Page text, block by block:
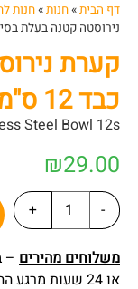
דף הבית»חנות»חנות
נירוסטה קטנה בעלת בסיס
קערת
כבד 12 ס"מ
Steel Bowl 12s
₪29.00
-
+
משלוחים מהירים –